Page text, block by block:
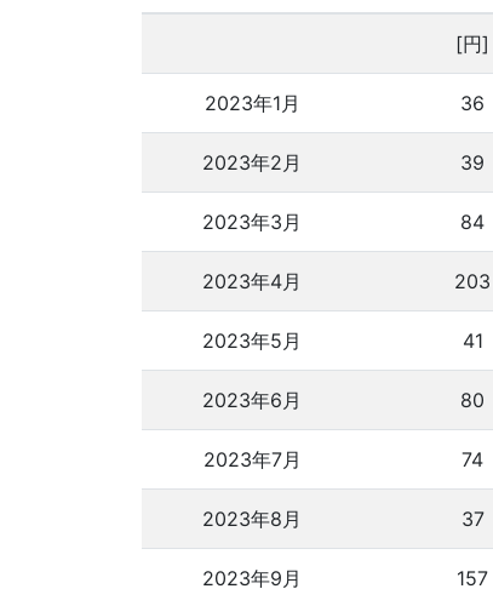
[円]
2023年1月 36
2023年2月 39
2023年3月 84
2023年4月 203
2023年5月 41
2023年6月 80
2023年7月 74
2023年8月 37
2023年9月 157